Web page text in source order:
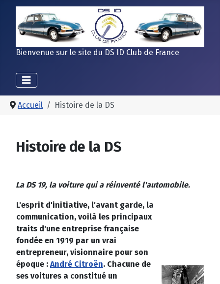
Bienvenue sur le site du DS ID Club de France
Accueil Histoire de la DS
Histoire de la DS
La DS 19, la voiture qui a réinventé l'automobile.
L'esprit d'initiative, l'avant garde, la
communication, voilà les principaux
traits d'une entreprise française
fondée en 1919 par un vrai
entrepreneur, visionnaire pour son
époque : André Citroën. Chacune de
ses voitures a constitué un